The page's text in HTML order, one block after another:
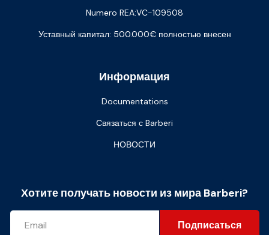
Информация
Documentations
Связаться с Barberi
НОВОСТИ
Numero REA:VC-109508
Уставный капитал: 500.000€ полностью внесен
Хотите получать новости из мира Barberi?
Подписаться